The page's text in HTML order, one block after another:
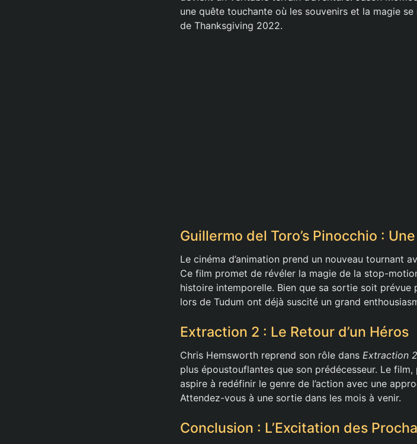
une quête touchante où les souvenirs et la magie
de Thanksgiving 2022.
Guillermo del Toro’s Pinocchio :
Le cinéma d’animation prend un nouveau tournant
Ce film promet de révéler la magie de la stop-
histoire intemporelle. Bien que sa sortie soit
lors de Tudum ont déjà suscité un grand
Extraction 2 : Le Retour d’un Héros
Chris Hemsworth reprend son rôle dans Extraction 2
plus époustouflantes que son prédécesseur. Le
aspire à redéfinir le genre de l’action avec une
Attendez-vous à une sortie dans les mois à venir.
Conclusion : L’Excitation des